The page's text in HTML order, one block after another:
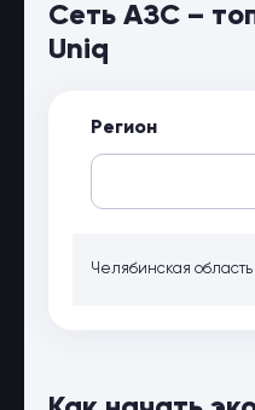
Сеть АЗС –
Uniq
Регион
Челябинская область